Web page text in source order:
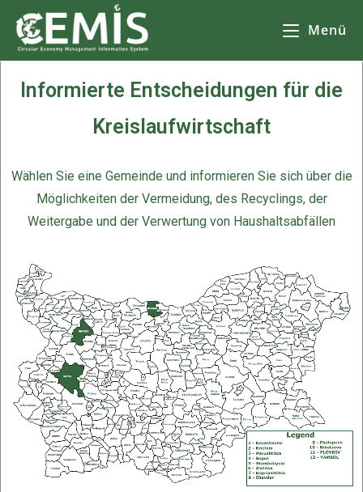
Menü
CEMIS - Разделно събиране на отпадъци - карта по общини. Кликнете върху избрана от Вас община за да се зареди с обектите за разделно събиране на
отпадъци.
Informierte Entscheidungen für die
Kreislaufwirtschaft
Wählen Sie eine Gemeinde und informieren Sie sich über die
Möglichkeiten der Vermeidung, des Recyclings, der
Weitergabe und der Verwertung von Haushaltsabfällen